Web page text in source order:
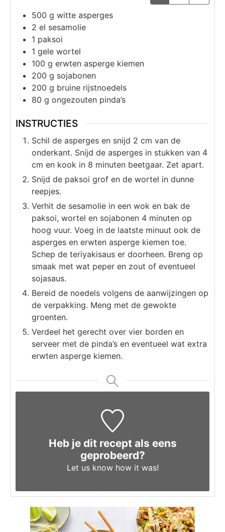
500 g witte asperges
2 el sesamolie
1 paksoi
1 gele wortel
100 g erwten asperge kiemen
200 g sojabonen
200 g bruine rijstnoedels
80 g ongezouten pinda’s
INSTRUCTIES
Schil de asperges en snijd 2 cm van de
onderkant. Snijd de asperges in stukken van 4
cm en kook in 8 minuten beetgaar. Zet apart.
Snijd de paksoi grof en de wortel in dunne
reepjes.
Verhit de sesamolie in een wok en bak de
paksoi, wortel en sojabonen 4 minuten op
hoog vuur. Voeg in de laatste minuut ook de
asperges en erwten asperge kiemen toe.
Schep de teriyakisaus er doorheen. Breng op
smaak met wat peper en zout of eventueel
sojasaus.
Bereid de noedels volgens de aanwijzingen op
de verpakking. Meng met de gewokte
groenten.
Verdeel het gerecht over vier borden en
serveer met de pinda’s en eventueel wat extra
erwten asperge kiemen.
Heb je dit recept als eens
geprobeerd?
Let us knowhow it was!